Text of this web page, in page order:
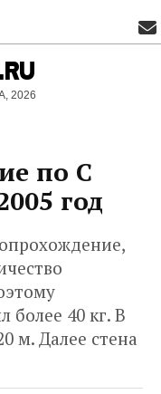
2026
по С
год
более 40 кг. В
м. Далее стена